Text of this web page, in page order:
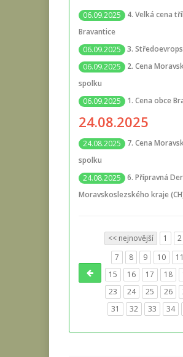
06.09.2025
4. Velká cena
Bravantice
06.09.2025
3.
06.09.2025
2. Cena
spolku
06.09.2025
1. Cena obce
24.08.2025
24.08.2025
7. Cena
spolku
24.08.2025
6. Přípravná
Moravskoslezského kraje
<< nejnovější 1 2
7
8 9 10 11
15
16 17 18
23
24 25 26
31
32 33 34